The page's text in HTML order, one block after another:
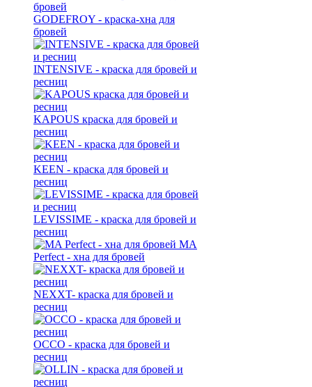
GODEFROY - краска-хна для
бровей
INTENSIVE - краска для бровей и
ресниц
KAPOUS краска для бровей и
ресниц
KEEN - краска для бровей и
ресниц
LEVISSIME - краска для бровей и
ресниц
MA
Perfect - хна для бровей
NEXXT- краска для бровей и
ресниц
OCCO - краска для бровей и
ресниц